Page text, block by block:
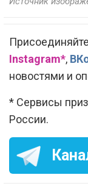
Instagram*,
новостями и
* Сервисы
России.